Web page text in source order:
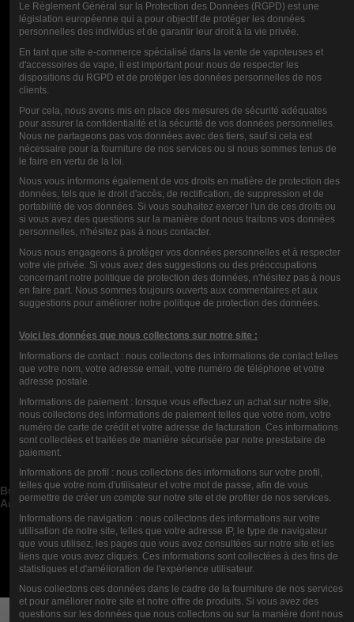
JUGO MUSICAL
BOOSTER
10ML-20MG
0,90 €
CLEAROMIZER
ZEUS Z SUB-
GEEKVAPE
22,90 €
CALIFICACIÓN
COMENTARIOS (0)
Contact us
Publicaciones de blog recientes  
Buscar en el blog  
Archivos del blog  
Blog Mejores Autores  
Newsletter
Le Règlement Général sur la Protection des Données (RGPD) est une
législation européenne qui a pour objectif de protéger les données
personnelles des individus et de garantir leur droit à la vie privée.
En tant que site e-commerce spécialisé dans la vente de vapoteuses et
d'accessoires de vape, il est important pour nous de respecter les
dispositions du RGPD et de protéger les données personnelles de nos
clients.
Pour cela, nous avons mis en place des mesures de sécurité adéquates
pour assurer la confidentialité et la sécurité de vos données personnelles.
Nous ne partageons pas vos données avec des tiers, sauf si cela est
nécessaire pour la fourniture de nos services ou si nous sommes tenus de
le faire en vertu de la loi.
Nous vous informons également de vos droits en matière de protection des
données, tels que le droit d'accès, de rectification, de suppression et de
portabilité de vos données. Si vous souhaitez exercer l'un de ces droits ou
si vous avez des questions sur la manière dont nous traitons vos données
personnelles, n'hésitez pas à nous contacter.
Nous nous engageons à protéger vos données personnelles et à respecter
votre vie privée. Si vous avez des suggestions ou des préoccupations
concernant notre politique de protection des données, n'hésitez pas à nous
en faire part. Nous sommes toujours ouverts aux commentaires et aux
suggestions pour améliorer notre politique de protection des données.
Voici les données que nous collectons sur notre site :
Informations de contact : nous collectons des informations de contact telles
que votre nom, votre adresse email, votre numéro de téléphone et votre
adresse postale.
Informations de paiement : lorsque vous effectuez un achat sur notre site,
nous collectons des informations de paiement telles que votre nom, votre
numéro de carte de crédit et votre adresse de facturation. Ces informations
sont collectées et traitées de manière sécurisée par notre prestataire de
paiement.
Informations de profil : nous collectons des informations sur votre profil,
telles que votre nom d'utilisateur et votre mot de passe, afin de vous
permettre de créer un compte sur notre site et de profiter de nos services.
Informations de navigation : nous collectons des informations sur votre
utilisation de notre site, telles que votre adresse IP, le type de navigateur
que vous utilisez, les pages que vous avez consultées sur notre site et les
liens que vous avez cliqués. Ces informations sont collectées à des fins de
statistiques et d'amélioration de l'expérience utilisateur.
Nous collectons ces données dans le cadre de la fourniture de nos services
et pour améliorer notre site et notre offre de produits. Si vous avez des
questions sur les données que nous collectons ou sur la manière dont nous